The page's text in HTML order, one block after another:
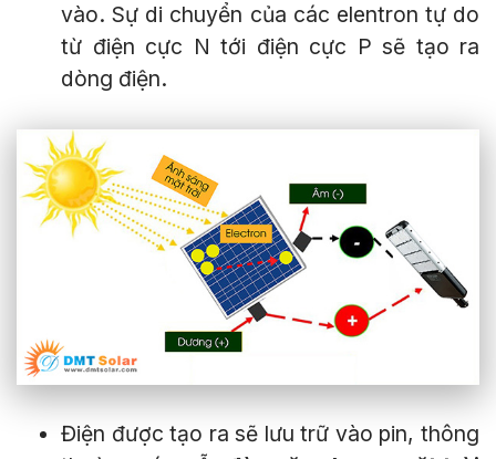
vào. Sự di chuyển của các elentron tự do
từ điện cực N tới điện cực P sẽ tạo ra
dòng điện.
Điện được tạo ra sẽ lưu trữ vào pin, thông